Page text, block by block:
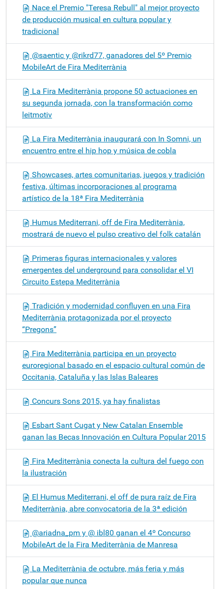
Nace el Premio "Teresa Rebull" al mejor proyecto
de producción musical en cultura popular y
tradicional
@saentic y @rikrd77, ganadores del 5º Premio
MobileArt de Fira Mediterrània
La Fira Mediterrània propone 50 actuaciones en
su segunda jornada, con la transformación como
leitmotiv
La Fira Mediterrània inaugurará con In Somni, un
encuentro entre el hip hop y música de cobla
Showcases, artes comunitarias, juegos y tradición
festiva, últimas incorporaciones al programa
artístico de la 18ª Fira Mediterrània
Humus Mediterrani, off de Fira Mediterrània,
mostrará de nuevo el pulso creativo del folk catalán
Primeras figuras internacionales y valores
emergentes del underground para consolidar el VI
Circuito Estepa Mediterrània
Tradición y modernidad confluyen en una Fira
Mediterrània protagonizada por el proyecto
“Pregons”
Fira Mediterrània participa en un proyecto
euroregional basado en el espacio cultural común de
Occitania, Cataluña y las Islas Baleares
Concurs Sons 2015, ya hay finalistas
Esbart Sant Cugat y New Catalan Ensemble
ganan las Becas Innovación en Cultura Popular 2015
Fira Mediterrània conecta la cultura del fuego con
la ilustración
El Humus Mediterrani, el off de pura raíz de Fira
Mediterrània, abre convocatoria de la 3ª edición
@ariadna_pm y @ ibl80 ganan el 4º Concurso
MobileArt de la Fira Mediterrània de Manresa
La Mediterrània de octubre, más feria y más
popular que nunca